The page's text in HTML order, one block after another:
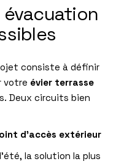
évacuation
consiste à définir
votre évier terrasse
Deux circuits bien
d’accès extérieur
la solution la plus